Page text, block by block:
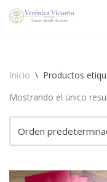
Inicio \ Productos
Mostrando el único